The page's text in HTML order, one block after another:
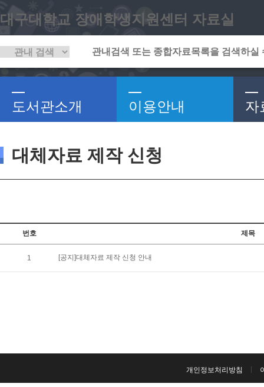
대구대학교 장애학생지원센터 자료실
도서관소개 이용안내 자
대체자료 제작 신청
번호 제목
1 [공지]대체자료 제작 신청 안내
개인정보처리방침